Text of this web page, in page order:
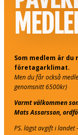
Som medlem är
företagarklimat.
Men du får också
genomsnitt 6500kr)
Varmt välkommen
Mats Assarsson,
PS. lägst avgift i landet